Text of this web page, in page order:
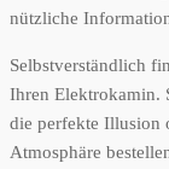
nützliche
Selbstverständlich
Ihren Elektrokamin.
die perfekte Illusion
Atmosphäre